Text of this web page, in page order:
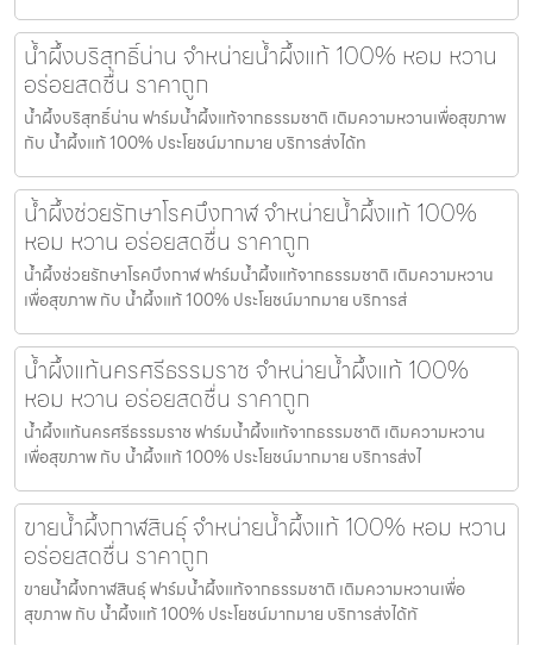
น้ำผึ้งบริสุทธิ์น่าน จำหน่ายน้ำผึ้งแท้ 100% หอม หวาน
อร่อยสดชื่น ราคาถูก
น้ำผึ้งบริสุทธิ์น่าน ฟาร์มน้ำผึ้งแท้จากธรรมชาติ เติมความหวานเพื่อสุขภาพ
กับ น้ำผึ้งแท้ 100% ประโยชน์มากมาย บริการส่งได้ท
น้ำผึ้งช่วยรักษาโรคบึงกาฬ จำหน่ายน้ำผึ้งแท้ 100%
หอม หวาน อร่อยสดชื่น ราคาถูก
น้ำผึ้งช่วยรักษาโรคบึงกาฬ ฟาร์มน้ำผึ้งแท้จากธรรมชาติ เติมความหวาน
เพื่อสุขภาพ กับ น้ำผึ้งแท้ 100% ประโยชน์มากมาย บริการส่
น้ำผึ้งแท้นครศรีธรรมราช จำหน่ายน้ำผึ้งแท้ 100%
หอม หวาน อร่อยสดชื่น ราคาถูก
น้ำผึ้งแท้นครศรีธรรมราช ฟาร์มน้ำผึ้งแท้จากธรรมชาติ เติมความหวาน
เพื่อสุขภาพ กับ น้ำผึ้งแท้ 100% ประโยชน์มากมาย บริการส่งไ
ขายน้ำผึ้งกาฬสินธุ์ จำหน่ายน้ำผึ้งแท้ 100% หอม หวาน
อร่อยสดชื่น ราคาถูก
ขายน้ำผึ้งกาฬสินธุ์ ฟาร์มน้ำผึ้งแท้จากธรรมชาติ เติมความหวานเพื่อ
สุขภาพ กับ น้ำผึ้งแท้ 100% ประโยชน์มากมาย บริการส่งได้ทั